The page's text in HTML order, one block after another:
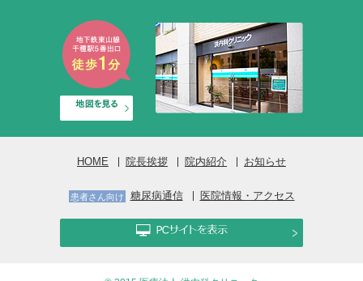
HOME 院長挨拶 院内紹介 お知らせ
患者さん向け 糖尿病通信 医院情報・アクセス